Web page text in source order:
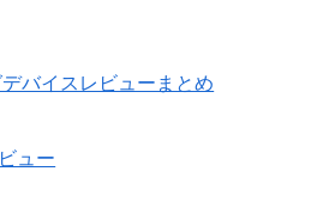
バイスレビューまとめ
ュー